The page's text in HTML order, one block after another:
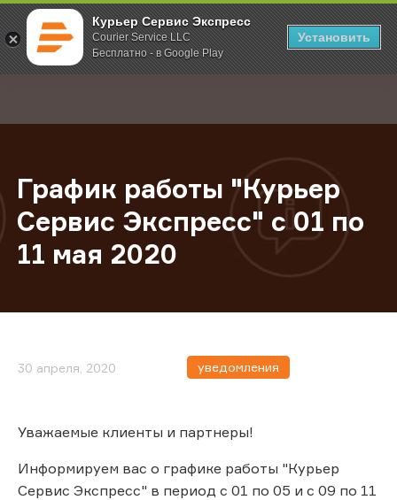
Курьер Сервис Экспресс
Courier Service LLC
Бесплатно - в Google Play
Установить
; Главная О компании Новости График работы "Курьер Сервис
График работы "Курьер
Сервис Экспресс" с 01 по
11 мая 2020
30 апреля, 2020 уведомления
Уважаемые клиенты и партнеры!
Информируем вас о графике работы "Курьер
Сервис Экспресс" в период с 01 по 05 и с 09 по 11